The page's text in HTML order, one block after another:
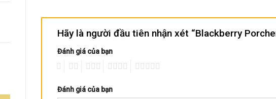
Hãy là người đầu tiên nhận xét “Blackberry
Đánh giá của bạn
Đánh giá của bạn